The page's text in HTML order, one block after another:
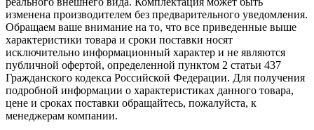
изменена производителем без предварительного уведомления.
Обращаем ваше внимание на то, что все приведенные выше
характеристики товара и сроки поставки носят
исключительно информационный характер и не являются
публичной офертой, определенной пунктом 2 статьи 437
Гражданского кодекса Российской Федерации. Для получения
подробной информации о характеристиках данного товара,
цене и сроках поставки обращайтесь, пожалуйста, к
менеджерам компании.